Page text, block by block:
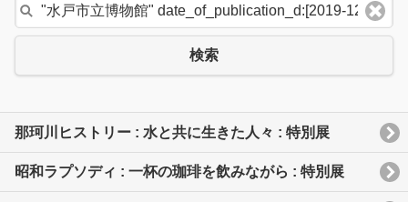
検索
那珂川ヒストリー : 水と共に生きた人々 : 特別展
昭和ラプソディ : 一杯の珈琲を飲みながら : 特別展